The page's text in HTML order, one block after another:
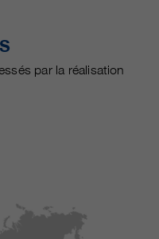
par la réalisation